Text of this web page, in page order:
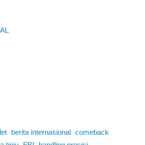
berita internasional comeback